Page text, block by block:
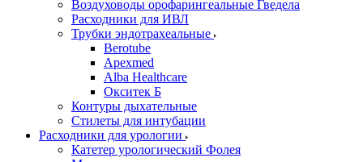
Воздуховоды орофарингеальные Гведела
Расходники для ИВЛ
Трубки эндотрахеальные
Berotube
Apexmed
Alba Healthcare
Окситек Б
Контуры дыхательные
Стилеты для интубации
Расходники для урологии
Катетер урологический Фолея